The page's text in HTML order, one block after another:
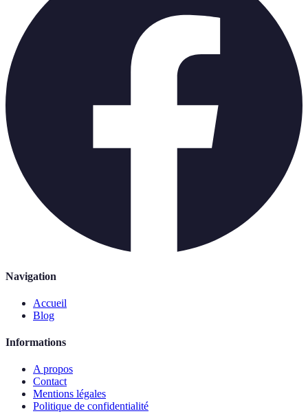
Navigation
Accueil
Blog
Informations
A propos
Contact
Mentions légales
Politique de confidentialité